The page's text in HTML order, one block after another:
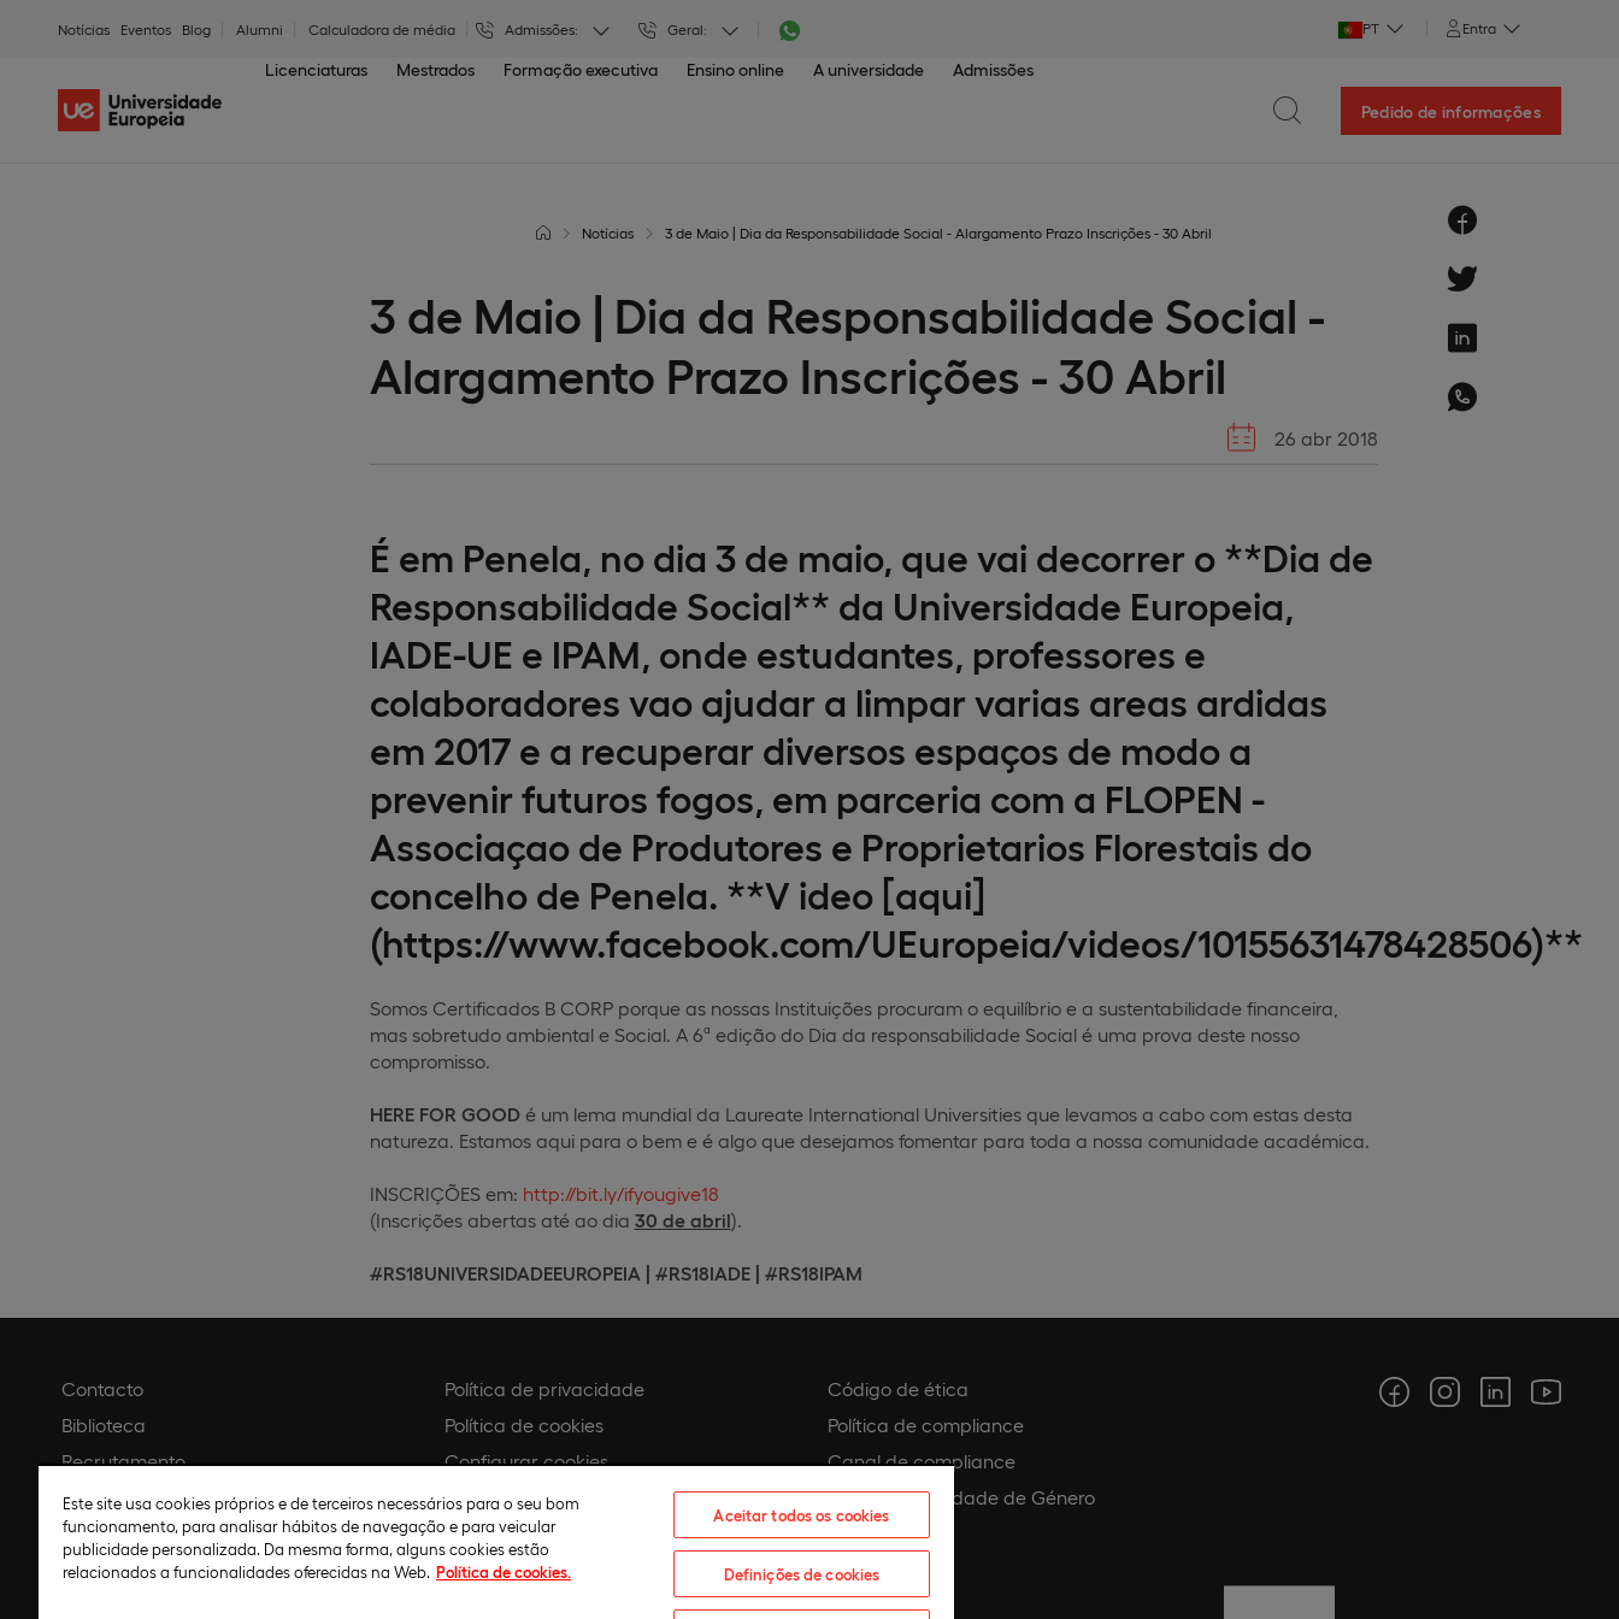
Notícias Eventos Blog Alumni Calculadora de média Admissões: Geral: PT Entra
Licenciaturas Mestrados Formação executiva Ensino online A universidade Admissões
Pedido de informações
Notícias 3 de Maio | Dia da Responsabilidade Social - Alargamento Prazo Inscrições - 30 Abril
3 de Maio | Dia da Responsabilidade Social -
Alargamento Prazo Inscrições - 30 Abril
26 abr 2018
É em Penela, no dia 3 de maio, que vai decorrer o **Dia de
Responsabilidade Social** da Universidade Europeia,
IADE-UE e IPAM, onde estudantes, professores e
colaboradores vao ajudar a limpar varias areas ardidas
em 2017 e a recuperar diversos espaços de modo a
prevenir futuros fogos, em parceria com a FLOPEN -
Associaçao de Produtores e Proprietarios Florestais do
concelho de Penela. **V ideo [aqui]
(https://www.facebook.com/UEuropeia/videos/10155631478428506)**
Somos Certificados B CORP porque as nossas Instituições procuram o equilíbrio e a sustentabilidade financeira,
mas sobretudo ambiental e Social. A 6ª edição do Dia da responsabilidade Social é uma prova deste nosso
compromisso.
HERE FOR GOOD é um lema mundial da Laureate International Universities que levamos a cabo com estas desta
natureza. Estamos aqui para o bem e é algo que desejamos fomentar para toda a nossa comunidade académica.
INSCRIÇÕES em: http://bit.ly/ifyougive18
(Inscrições abertas até ao dia 30 de abril).
#RS18UNIVERSIDADEEUROPEIA | #RS18IADE | #RS18IPAM
Contacto
Biblioteca
Recrutamento
Agendar visita
Política de privacidade
Política de cookies
Configurar cookies
Aviso legal
Política de assédio
Código de ética
Política de compliance
Canal de compliance
Plano de Igualdade de Género
Este site usa cookies próprios e de terceiros necessários para o seu bom
funcionamento, para analisar hábitos de navegação e para veicular
publicidade personalizada. Da mesma forma, alguns cookies estão
relacionados a funcionalidades oferecidas na Web. Política de cookies.
Aceitar todos os cookies
Definições de cookies